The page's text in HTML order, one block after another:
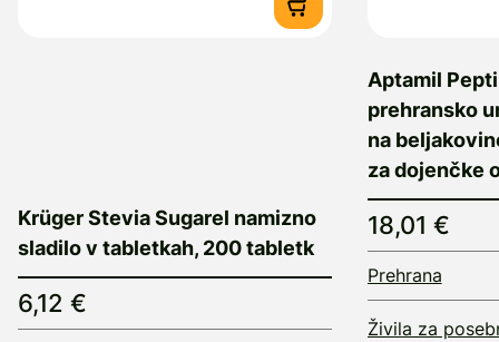
Krüger Stevia Sugarel namizno
sladilo v tabletkah, 200 tabletk
6,12 €
Aptamil
prehransko
na
za dojenčke
18,01 €
Prehrana
Živila za